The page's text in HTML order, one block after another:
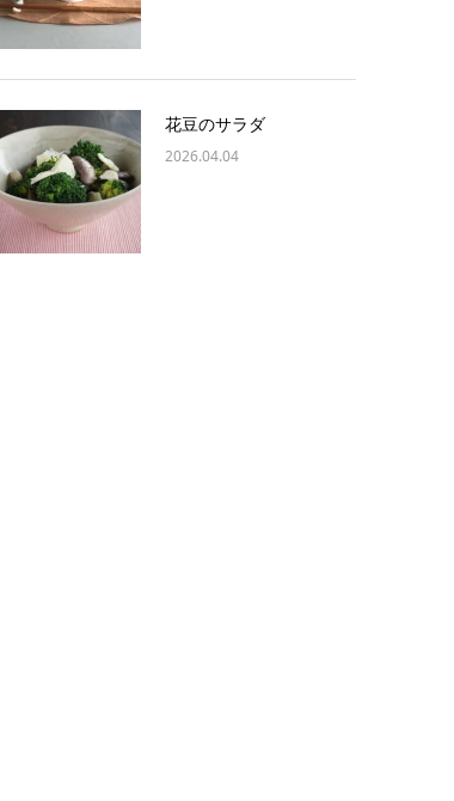
花豆のサラダ
2026.04.04